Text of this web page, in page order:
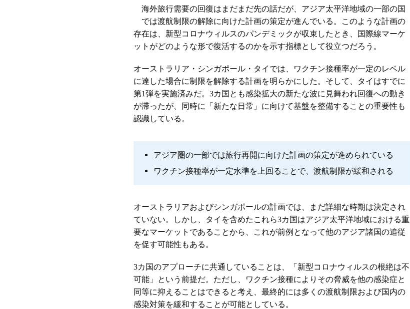
海外旅行需要の回復はまだまだ先の話だが、アジア太平洋地域の一部の国
では渡航制限の解除に向けた計画の策定が進んでいる。このような計画の
存在は、新型コロナウィルスのパンデミックが収束したとき、国際線マーケ
ットがどのような形で復活するのかを示す指標として役立つだろう。
オーストラリア・シンガポール・タイでは、ワクチン接種率が一定のレベル
に達した場合に制限を解除する計画を明らかにした。そして、タイはすでに
第1弾を実施済みだ。3カ国とも感染拡大の新たな波に見舞われ回復への動き
が滞ったが、同時に「新たな日常」に向けて基盤を整備することの重要性も
認識している。
アジア圏の一部では旅行再開に向けた計画の策定が進められている
ワクチン接種率が一定水準を上回ることで、渡航制限が緩和される
オーストラリアおよびシンガポールの計画では、まだ詳細な時期は決定され
ていない。しかし、タイを含めたこれら3カ国はアジア太平洋地域における重
要なマーケットであることから、これが前例となって他のアジア諸国の追従
を促す可能性もある。
3カ国のアプローチに共通していることは、「新型コロナウィルスの根絶は不
可能」という前提だ。ただし、ワクチン接種によりその脅威を他の感染症と
同等に抑えることはできると考え、最終的には多くの渡航制限および国内の
感染対策を緩和することが可能としている。